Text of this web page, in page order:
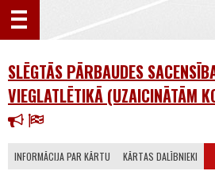
SLĒGTĀS PĀRBAUDES
VIEGLATLĒTIKĀ (UZAICINĀTĀM
INFORMĀCIJA PAR KĀRTU KĀRTAS DALĪBNIEKI